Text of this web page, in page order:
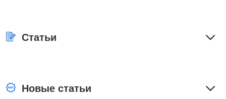
Статьи
Новые статьи